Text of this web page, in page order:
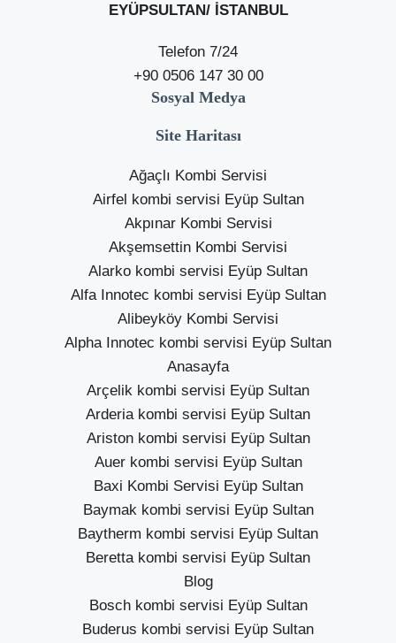
EYÜPSULTAN/ İSTANBUL
Telefon 7/24
+90 0506 147 30 00
Sosyal Medya
Site Haritası
Ağaçlı Kombi Servisi
Airfel kombi servisi Eyüp Sultan
Akpınar Kombi Servisi
Akşemsettin Kombi Servisi
Alarko kombi servisi Eyüp Sultan
Alfa Innotec kombi servisi Eyüp Sultan
Alibeyköy Kombi Servisi
Alpha Innotec kombi servisi Eyüp Sultan
Anasayfa
Arçelik kombi servisi Eyüp Sultan
Arderia kombi servisi Eyüp Sultan
Ariston kombi servisi Eyüp Sultan
Auer kombi servisi Eyüp Sultan
Baxi Kombi Servisi Eyüp Sultan
Baymak kombi servisi Eyüp Sultan
Baytherm kombi servisi Eyüp Sultan
Beretta kombi servisi Eyüp Sultan
Blog
Bosch kombi servisi Eyüp Sultan
Buderus kombi servisi Eyüp Sultan